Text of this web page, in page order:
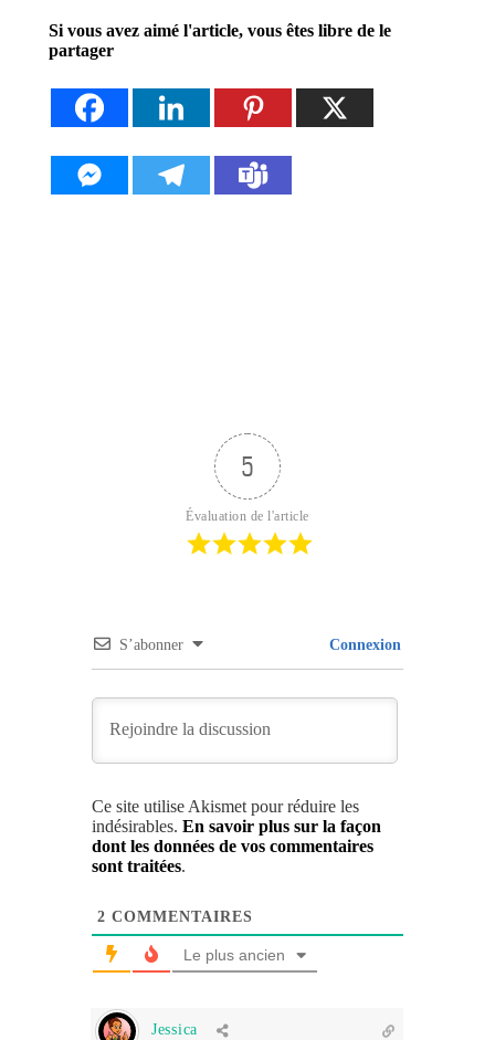
Si vous avez aimé l'article, vous êtes libre de le
partager
5
Évaluation de l'article
S’abonner Connexion
Ce site utilise Akismet pour réduire les
indésirables. En savoir plus sur la façon
dont les données de vos commentaires
sont traitées.
2 COMMENTAIRES
Le plus ancien
Jessica